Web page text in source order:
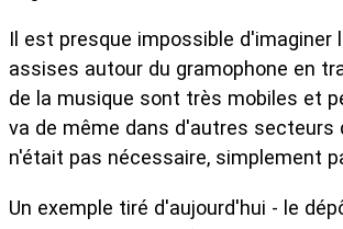
Il est presque impossible
assises autour du gramophone en
de la musique sont très mobiles et
va de même dans d'autres
n'était pas nécessaire, simplement
Un exemple tiré d'aujourd'hui - le